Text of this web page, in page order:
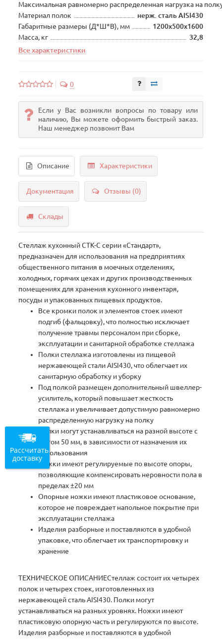
Максимальная равномерно распределенная нагрузка на
Материал полок
нерж. сталь AISI430
Габаритные размеры (Д*Ш*В), мм
1200х500х1600
Масса, кг
32,8
Все характеристики
0
Если у Вас возникли вопросы по товару или
наличию, Вы можете оформить быстрый заказ.
Наш менеджер позвонит Вам
Описание Характеристики
Документация Отзывы (0)
Склады
Стеллаж кухонный СТК-С серии «Стандарт»,
предназначен для использования на предприятиях
общественного питания в моечных отделениях,
холодных, горячих цехах и других производственных
помещениях для хранения кухонного инвентаря,
посуды и упакованных пищевых продуктов.
Все кромки полок и элементов стоек имеют
подгиб (фальцовку), что полностью исключает
получение травмы персоналом при сборке,
эксплуатации и санитарной обработке стеллажа
Полки стеллажа изготовлены из пищевой
нержавеющей стали AISI430, что облегчает их
санитарную обработку и уборку
Под полкой размещен дополнительный швеллер-
усилитель, который повышает жесткость
стеллажа и увеличивает допустимую равномерно
распределенную нагрузку на полку
Полки могут устанавливаться на разной высоте с
шагом 50 мм, в зависимости от назначения их
использования
Ножки имеют регулируемые по высоте опоры,
позволяющие компенсировать неровности пола в
пределах ±20 мм
Опорные ножки имеют пластиковое основание,
которое не повреждает напольное покрытие при
эксплуатации стеллажа
Изделия разборные и поставляются в удобной
упаковке, что облегчает их транспортировку и
хранение
ТЕХНИЧЕСКОЕ ОПИСАНИЕСтеллаж состоит их четырех
полок и четырех стоек, изготовленных из
нержавеющей сталь AISI430. Полки могут
устанавливаться на разных уровнях. Ножки имеют
пластиковую опорную часть и регулируются по высоте.
Изделия разборные и поставляются в удобной
Рассчитать
доставку